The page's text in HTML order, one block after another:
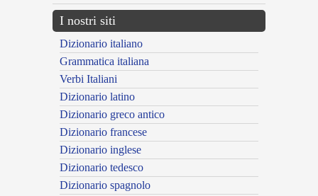
I nostri siti
Dizionario italiano
Grammatica italiana
Verbi Italiani
Dizionario latino
Dizionario greco antico
Dizionario francese
Dizionario inglese
Dizionario tedesco
Dizionario spagnolo